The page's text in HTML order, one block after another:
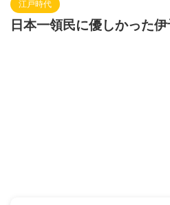
江戸時代
日本一領民に優しかった